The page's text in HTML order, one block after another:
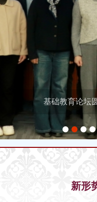
1 2 3 4
基础教育论坛
新形